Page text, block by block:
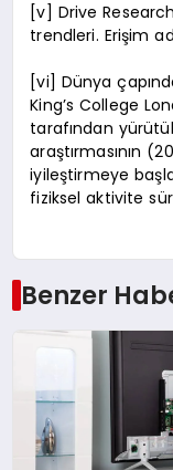
[v] Drive
trendleri. Erişim
[vi] Dünya
King’s College
tarafından
araştırmasının
iyileştirmeye
fiziksel aktivite
Benzer